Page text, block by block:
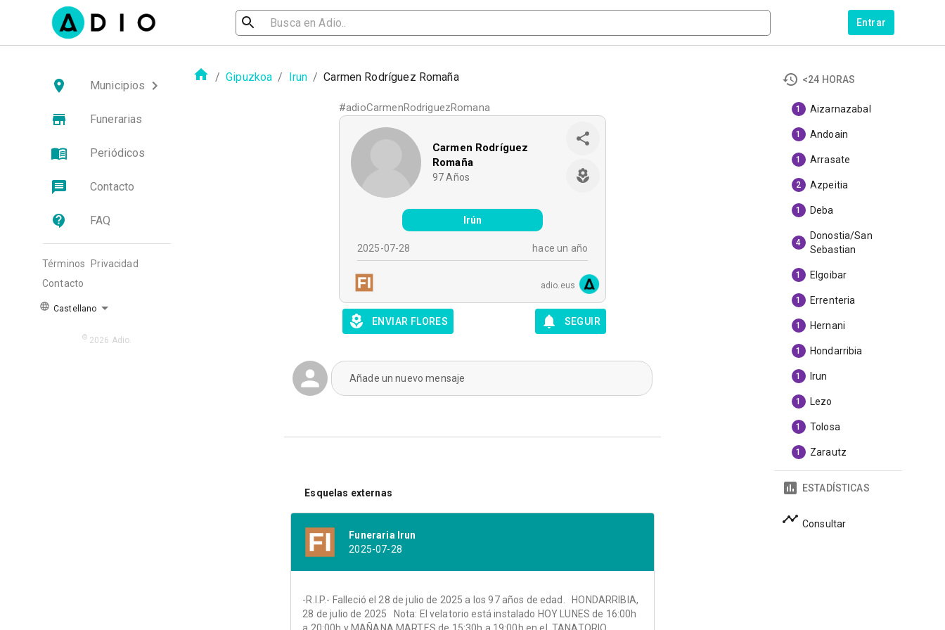
Entrar
Municipios
Funerarias
Periódicos
Contacto
FAQ
Términos
Privacidad
Contacto
Castellano
© 2026 Adio.
/ Gipuzkoa / Irun / Carmen Rodríguez Romaña
#adioCarmenRodriguezRomana
Carmen Rodríguez
Romaña
97 Años
Irún
2025-07-28 hace un año
adio.eus
ENVIAR FLORES SEGUIR
Añade un nuevo mensaje
Esquelas externas
Funeraria Irun
2025-07-28
-R.I.P.- Falleció el 28 de julio de 2025 a los 97 años de edad. HONDARRIBIA,
28 de julio de 2025 Nota: El velatorio está instalado HOY LUNES de 16:00h
<24 HORAS
1 Aizarnazabal
1 Andoain
1 Arrasate
2 Azpeitia
1 Deba
4
Donostia/San
Sebastian
1 Elgoibar
1 Errenteria
1 Hernani
1 Hondarribia
1 Irun
1 Lezo
1 Tolosa
1 Zarautz
ESTADÍSTICAS
Consultar